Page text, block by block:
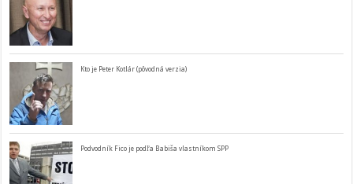
Kto je Peter Kotlár (pôvodná verzia)
Podvodník Fico je podľa Babiša vlastníkom SPP